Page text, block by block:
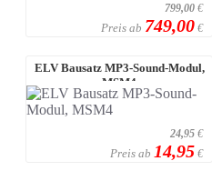
799,00 €
Preis ab 749,00 €
ELV Bausatz MP3-Sound-Modul,
MSM4
24,95 €
Preis ab 14,95 €